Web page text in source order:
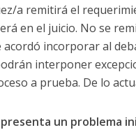
a remitirá el
en el juicio. No se
incorporar al
interponer
a prueba. De lo
un problema